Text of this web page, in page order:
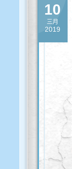
10
三月
2019